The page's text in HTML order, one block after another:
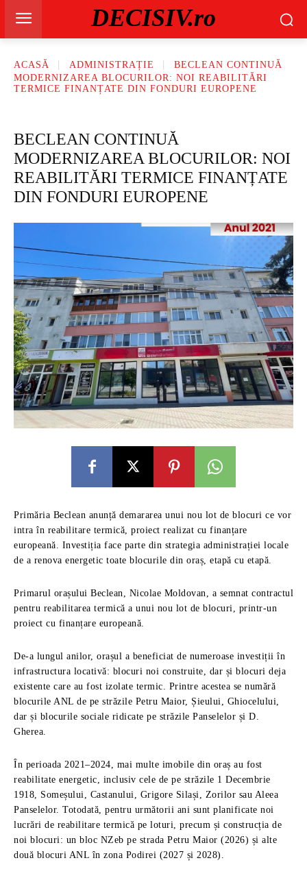
DECISIV.ro
ACASĂ ADMINISTRAȚIE
BECLEAN CONTINUĂ
MODERNIZAREA BLOCURILOR: NOI REABILITĂRI
TERMICE FINANȚATE DIN FONDURI EUROPENE
BECLEAN CONTINUĂ
MODERNIZAREA BLOCURILOR: NOI
REABILITĂRI TERMICE FINANȚATE
DIN FONDURI EUROPENE
Primăria Beclean anunță demararea unui nou lot de blocuri ce vor
intra în reabilitare termică, proiect realizat cu finanțare
europeană. Investiția face parte din strategia administrației locale
de a renova energetic toate blocurile din oraș, etapă cu etapă.
Primarul orașului Beclean, Nicolae Moldovan, a semnat contractul
pentru reabilitarea termică a unui nou lot de blocuri, printr-un
proiect cu finanțare europeană.
De-a lungul anilor, orașul a beneficiat de numeroase investiții în
infrastructura locativă: blocuri noi construite, dar și blocuri deja
existente care au fost izolate termic. Printre acestea se numără
blocurile ANL de pe străzile Petru Maior, Șieului, Ghiocelului,
dar și blocurile sociale ridicate pe străzile Panselelor și D.
Gherea.
În perioada 2021–2024, mai multe imobile din oraș au fost
reabilitate energetic, inclusiv cele de pe străzile 1 Decembrie
1918, Someșului, Castanului, Grigore Silași, Zorilor sau Aleea
Panselelor. Totodată, pentru următorii ani sunt planificate noi
lucrări de reabilitare termică pe loturi, precum și construcția de
noi blocuri: un bloc NZeb pe strada Petru Maior (2026) și alte
două blocuri ANL în zona Podirei (2027 și 2028).